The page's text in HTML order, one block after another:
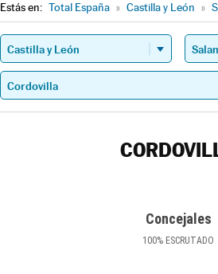
Estás en: Total España » Castilla y León »
Concejales
100% ESCRUTADO